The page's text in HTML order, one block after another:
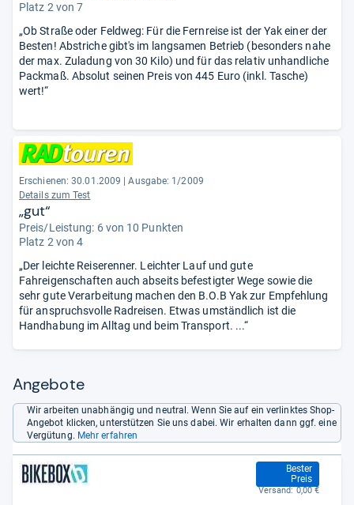
Platz 2 von 7
„Ob Straße oder Feldweg: Für die Fernreise ist der Yak einer der
Besten! Abstriche gibt's im langsamen Betrieb (besonders nahe
der max. Zuladung von 30 Kilo) und für das relativ unhandliche
Packmaß. Absolut seinen Preis von 445 Euro (inkl. Tasche)
wert!“
Erschienen: 30.01.2009
Ausgabe: 1/2009
Details zum Test
„gut“
Preis/Leistung: 6 von 10 Punkten
Platz 2 von 4
„Der leichte Reiserenner. Leichter Lauf und gute
Fahreigenschaften auch abseits befestigter Wege sowie die
sehr gute Verarbeitung machen den B.O.B Yak zur Empfehlung
für anspruchsvolle Radreisen. Etwas umständlich ist die
Handhabung im Alltag und beim Transport. ...“
Angebote
Wir arbeiten unabhängig und neutral. Wenn Sie auf ein verlinktes Shop-
Angebot klicken, unterstützen Sie uns dabei. Wir erhalten dann ggf. eine
Vergütung. Mehr erfahren
Bester
Preis
599,00 €
Versand: 0,00 €